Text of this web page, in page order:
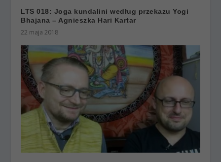
LTS 018: Joga kundalini według przekazu Yogi
Bhajana – Agnieszka Hari Kartar
22 maja 2018